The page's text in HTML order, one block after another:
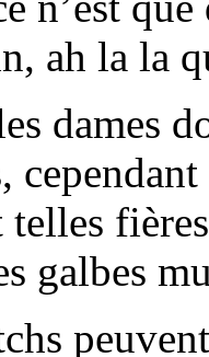
ah la la
dames
galbes